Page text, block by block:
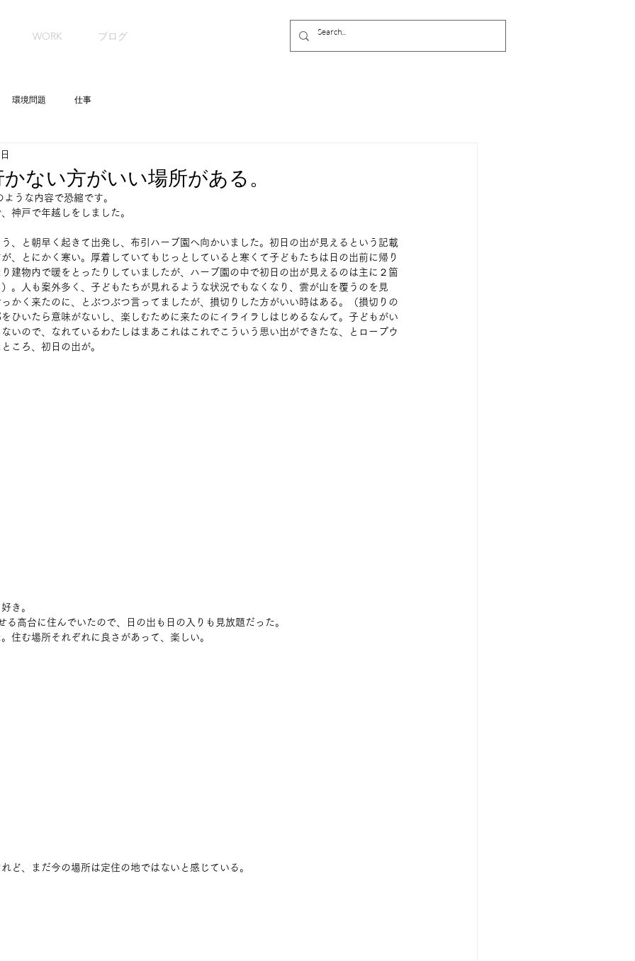
WORK ブログ
環境問題 仕事
ない方がいい場所がある。
うな内容で恐縮です。
神戸で年越しをしました。
、と朝早く起きて出発し、布引ハーブ園へ向かいました。初日の出が見えるという記載
、とにかく寒い。厚着していてもじっとしていると寒くて子どもたちは日の出前に帰り
建物内で暖をとったりしていましたが、ハーブ園の中で初日の出が見えるのは主に２箇
。人も案外多く、子どもたちが見れるような状況でもなくなり、雲が山を覆うのを見
かく来たのに、とぶつぶつ言ってましたが、損切りした方がいい時はある。（損切りの
ひいたら意味がないし、楽しむために来たのにイライラしはじめるなんて。子どもがい
いので、なれているわたしはまあこれはこれでこういう思い出ができたな、とロープウ
ころ、初日の出が。
き。
る高台に住んでいたので、日の出も日の入りも見放題だった。
住む場所それぞれに良さがあって、楽しい。
ど、まだ今の場所は定住の地ではないと感じている。